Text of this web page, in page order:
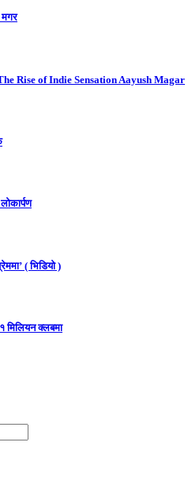
Rise of Indie Sensation Aayush Magar
( भिडियो )
मिलियन क्लबमा